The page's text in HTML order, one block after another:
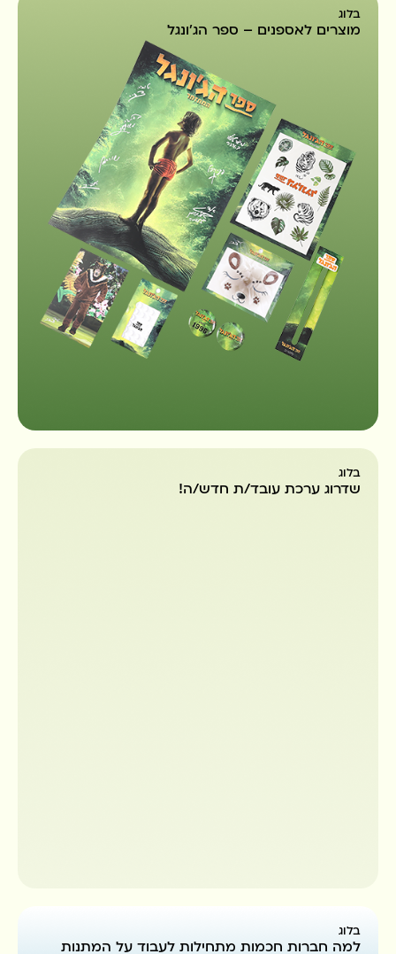
בלוג
מוצרים לאספנים – ספר הג׳ונגל
בלוג
שדרוג ערכת עובד/ת חדש/ה!
בלוג
למה חברות חכמות מתחילות לעבוד על המתנות